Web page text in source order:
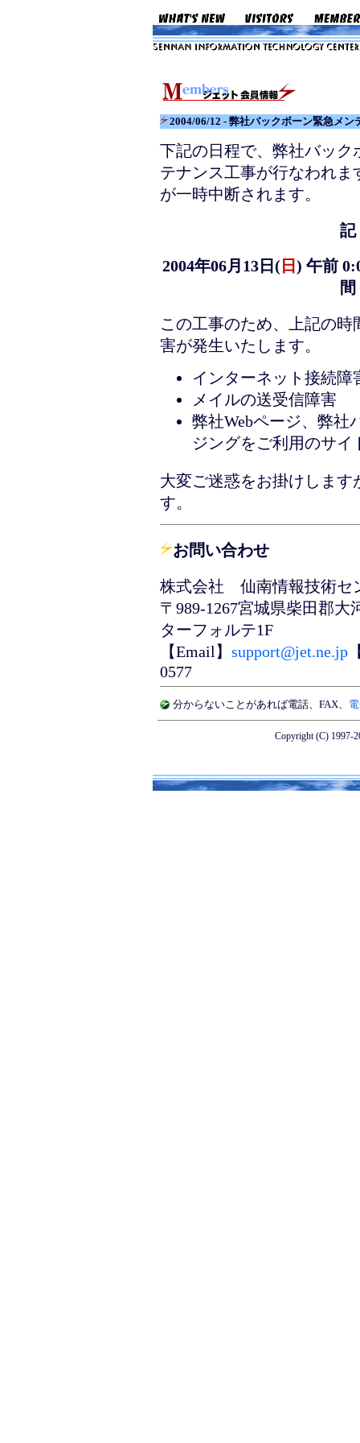
2004/06/12 - 弊社バックボーン緊急メン
下記の日程で、弊社バック
テナンス工事が行なわれ
が一時中断されます。
記
2004年06月13日( 日 ) 午前
間
この工事のため、上記の
害が発生いたします。
インターネット接続障
メイルの送受信障害
弊社Webページ、弊社
ジングをご利用のサイ
大変ご迷惑をお掛けしま
す。
お問い合わせ
株式会社 仙南情報技術セ
〒989-1267宮城県柴田郡
ターフォルテ1F
【Email】 support@jet.ne.jp
0577
分からないことがあれば電話、 FAX、
Copyright (C) 1997-